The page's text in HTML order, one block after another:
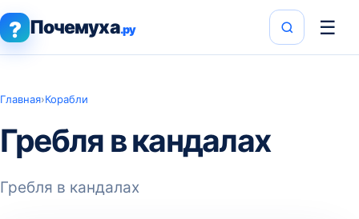
? Почемуха.ру ☰
Главная›Корабли
Гребля в кандалах
Гребля в кандалах